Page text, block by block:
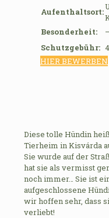
Aufenthaltsort:
Besonderheit:
–
Schutzgebühr:
HIER BEWERBEN
Diese tolle Hündin
Tierheim in Kisvárda
Sie wurde auf der
hat sie als vermisst
noch immer… Sie ist
aufgeschlossene
wir hoffen sehr, dass
verliebt!